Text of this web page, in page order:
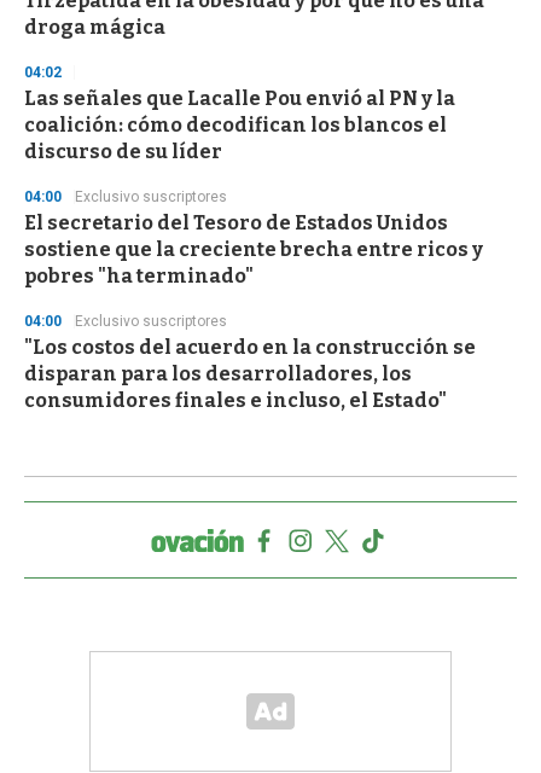
droga mágica
04:02
Las señales que Lacalle Pou envió al PN y la
coalición: cómo decodifican los blancos el
discurso de su líder
04:00 Exclusivo suscriptores
El secretario del Tesoro de Estados Unidos
sostiene que la creciente brecha entre ricos y
pobres "ha terminado"
04:00 Exclusivo suscriptores
"Los costos del acuerdo en la construcción se
disparan para los desarrolladores, los
consumidores finales e incluso, el Estado"